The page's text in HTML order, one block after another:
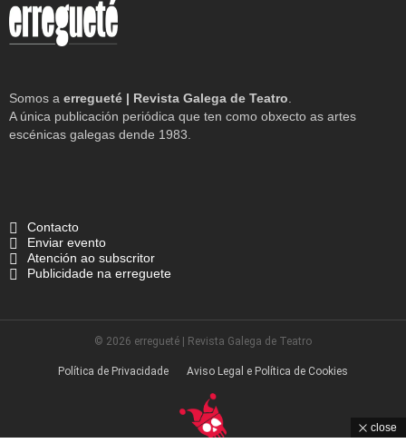
Somos a erregueté | Revista Galega de Teatro
A única publicación periódica que ten como obxecto as artes
escénicas galegas dende 1983.
Contacto
Enviar evento
Atención ao subscritor
Publicidade na erreguete
© 2026 erregueté | Revista Galega de Teatro
Política de Privacidade Aviso Legal e Política de Cookies
close